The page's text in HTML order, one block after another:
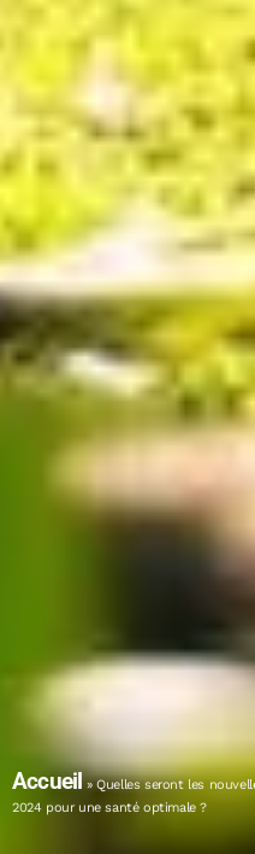
Accueil »Quelles seront les
2024 pour une santé optimale ?